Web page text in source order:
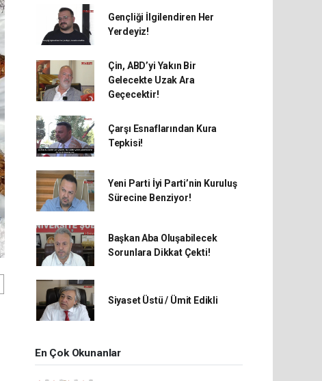
Gençliği İlgilendiren Her
Yerdeyiz!
Çin, ABD’yi Yakın Bir
Gelecekte Uzak Ara
Geçecektir!
Çarşı Esnaflarından Kura
Tepkisi!
Yeni Parti İyi Parti’nin Kuruluş
Sürecine Benziyor!
Başkan Aba Oluşabilecek
Sorunlara Dikkat Çekti!
Siyaset Üstü / Ümit Edikli
En Çok Okunanlar